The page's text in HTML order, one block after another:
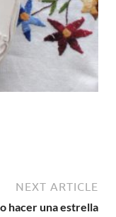
NEXT ARTICLE
hacer una estrella